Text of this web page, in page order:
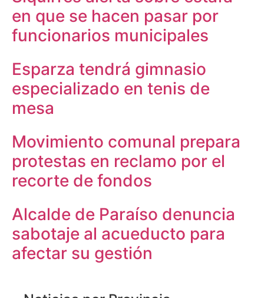
en que se hacen pasar por
funcionarios municipales
Esparza tendrá gimnasio
especializado en tenis de
mesa
Movimiento comunal prepara
protestas en reclamo por el
recorte de fondos
Alcalde de Paraíso denuncia
sabotaje al acueducto para
afectar su gestión